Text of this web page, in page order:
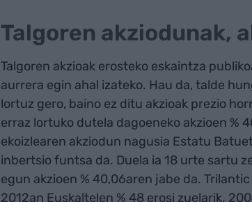
Talgoren akziodunak,
Talgoren akzioak erosteko eskaintza
aurrera egin ahal izateko. Hau da, talde
lortuz gero, baino ez ditu akzioak prezio
erraz lortuko dutela dagoeneko akzioen %
ekoizlearen akziodun nagusia Estatu
inbertsio funtsa da. Duela ia 18 urte sartu
egun akzioen % 40,06aren jabe da.
2012an Euskaltelen % 48 erosi zuelarik.